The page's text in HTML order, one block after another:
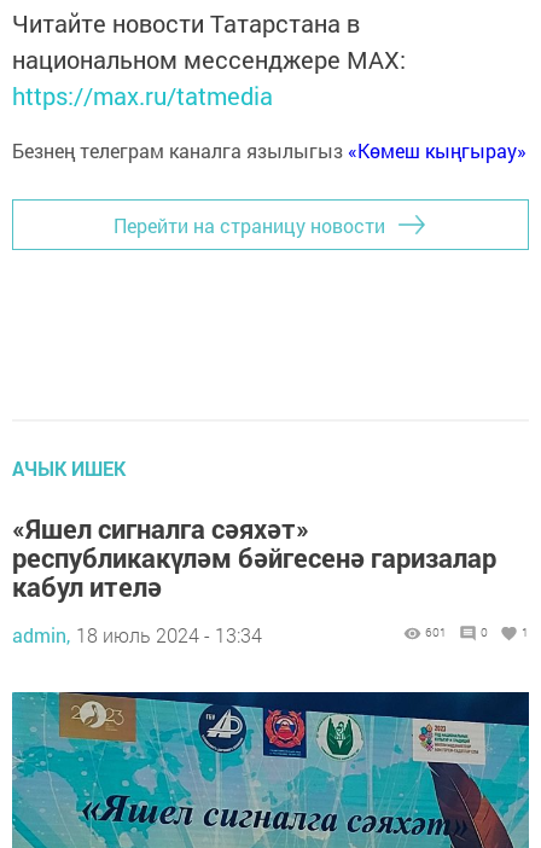
Читайте новости Татарстана в
национальном мессенджере MАХ:
https://max.ru/tatmedia
Безнең телеграм каналга язылыгыз «Көмеш кыңгырау»
Перейти на страницу новости
АЧЫК ИШЕК
«Яшел сигналга сәяхәт»
республикакүләм бәйгесенә гаризалар
кабул ителә
admin, 18 июль 2024 - 13:34 601 0 1